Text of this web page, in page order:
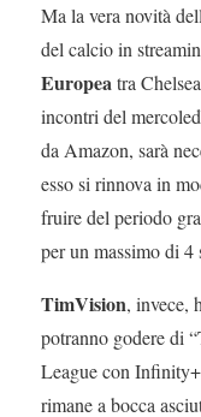
Ma la vera novità
del calcio in
Europeatra
incontri del
da Amazon, sarà
esso si rinnova in
fruire del periodo
per un massimo di 4
TimVision, invece,
potranno godere di
League con
rimane a bocca